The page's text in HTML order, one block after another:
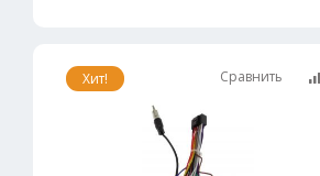
Хит! Сравнить